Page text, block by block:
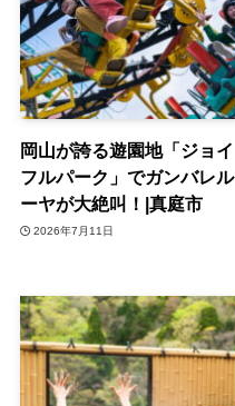
岡山が誇る遊園地「ジョイ
フルパーク」でガンバレル
ーヤが大絶叫！|真庭市
2026年7月11日